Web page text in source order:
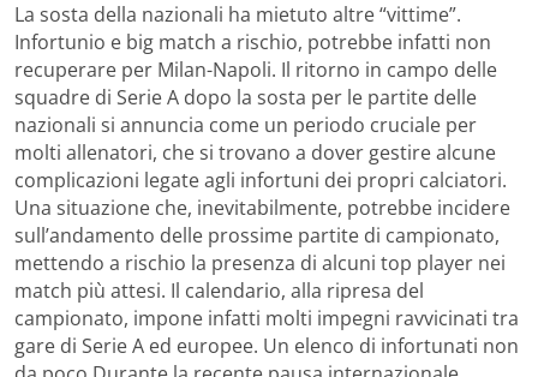
La sosta della nazionali ha mietuto altre “vittime”.
Infortunio e big match a rischio, potrebbe infatti non
recuperare per Milan-Napoli. Il ritorno in campo delle
squadre di Serie A dopo la sosta per le partite delle
nazionali si annuncia come un periodo cruciale per
molti allenatori, che si trovano a dover gestire alcune
complicazioni legate agli infortuni dei propri calciatori.
Una situazione che, inevitabilmente, potrebbe incidere
sull’andamento delle prossime partite di campionato,
mettendo a rischio la presenza di alcuni top player nei
match più attesi. Il calendario, alla ripresa del
campionato, impone infatti molti impegni ravvicinati tra
gare di Serie A ed europee. Un elenco di infortunati non